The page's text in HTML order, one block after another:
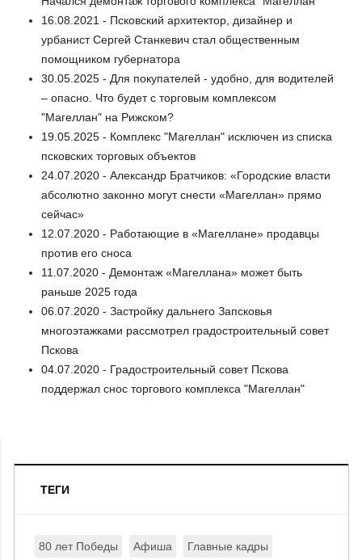
16.08.2021 - Псковский архитектор, дизайнер и
урбанист Сергей Станкевич стал общественным
помощником губернатора
30.05.2025 - Для покупателей - удобно, для водителей
– опасно. Что будет с торговым комплексом
"Магеллан" на Рижском?
19.05.2025 - Комплекс "Магеллан" исключен из списка
псковских торговых объектов
24.07.2020 - Александр Братчиков: «Городские власти
абсолютно законно могут снести «Магеллан» прямо
сейчас»
12.07.2020 - Работающие в «Магеллане» продавцы
против его сноса
11.07.2020 - Демонтаж «Магеллана» может быть
раньше 2025 года
06.07.2020 - Застройку дальнего Запсковья
многоэтажками рассмотрел градостроительный совет
Пскова
04.07.2020 - Градостроительный совет Пскова
поддержал снос торгового комплекса "Магеллан"
ТЕГИ
80 лет Победы Афиша Главные кадры